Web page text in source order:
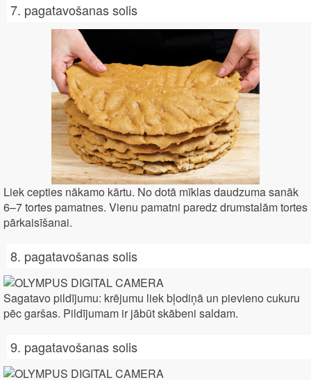
7. pagatavošanas solis
Liek cepties nākamo kārtu. No dotā mīklas daudzuma sanāk
6–7 tortes pamatnes. Vienu pamatni paredz drumstalām tortes
pārkaisīšanai.
8. pagatavošanas solis
Sagatavo pildījumu: krējumu liek bļodiņā un pievieno cukuru
pēc garšas. Pildījumam ir jābūt skābeni saldam.
9. pagatavošanas solis